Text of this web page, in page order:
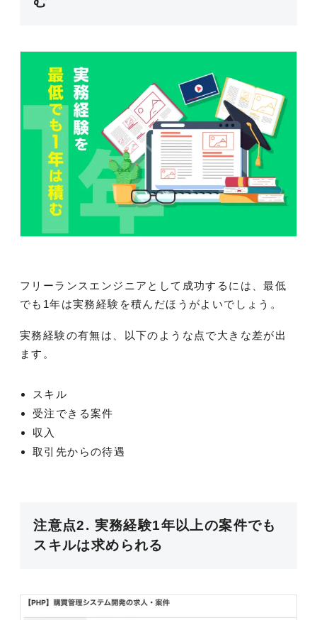
フリーランスエンジニアとして成功するには、最低
でも1年は実務経験を積んだほうがよいでしょう。
実務経験の有無は、以下のような点で大きな差が出
ます。
スキル
受注できる案件
収入
取引先からの待遇
注意点2. 実務経験1年以上の案件でも
スキルは求められる